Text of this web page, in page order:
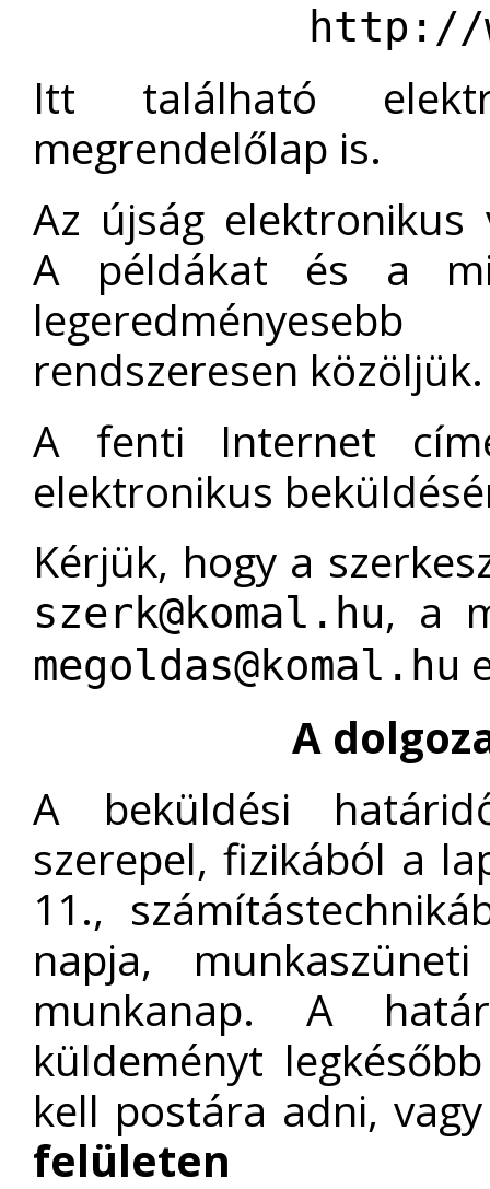
http://
Itt található
megrendelőlap is.
Az újság
A példákat és a
rendszeresen közöljük.
A fenti Internet
elektronikus
Kérjük, hogy a
szerk@komal.hu, a
megoldas@komal.hu
A
A beküldési
szerepel, fizikából a
11.,
napja,
munkanap. A
küldeményt
kell postára adni,
felületen